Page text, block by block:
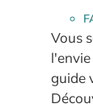
Vous
guide